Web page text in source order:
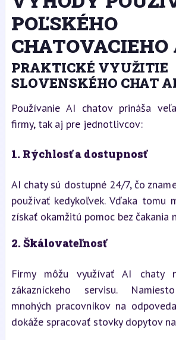
POĽSKÉHO
CHATOVACIEHO
PRAKTICKÉ VYUŽITIE
SLOVENSKÉHO CHAT
Používanie AI chatov prináša
firmy, tak aj pre jednotlivcov:
1. Rýchlosť a dostupnosť
AI chaty sú dostupné 24/7, čo
používať kedykoľvek. Vďaka tomu
získať okamžitú pomoc bez čakania
2. Škálovateľnosť
Firmy môžu využívať AI chaty
zákazníckeho servisu.
mnohých pracovníkov na
dokáže spracovať stovky dopytov